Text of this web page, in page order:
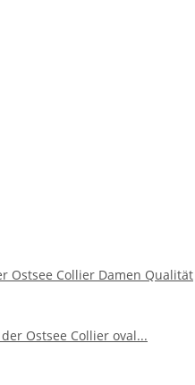
Ostsee Collier Damen Qualität